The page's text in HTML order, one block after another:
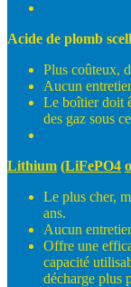
Acide de plomb
Plus coûteux,
Aucun
Le boîtier doit
des gaz sous
Lithium (LiFePO4
Le plus cher,
ans.
Aucun
Offre une
capacité
décharge plus